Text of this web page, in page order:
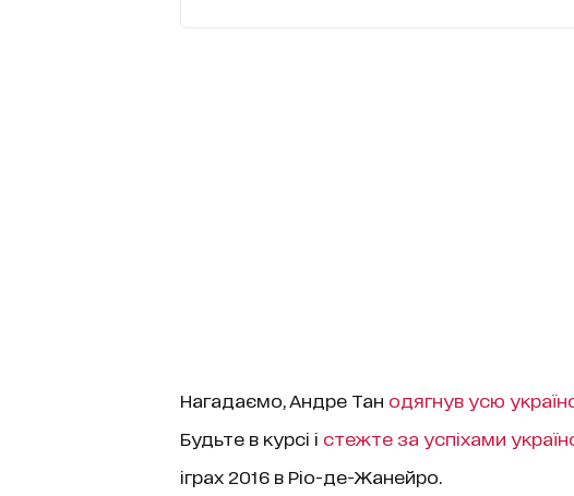
Нагадаємо, Андре Тан одягнув усю
Будьте в курсі і стежте за успіхами
іграх 2016 в Ріо-де-Жанейро.